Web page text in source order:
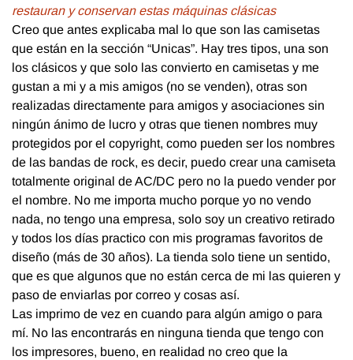
restauran y conservan estas máquinas clásicas
Creo que antes explicaba mal lo que son las camisetas
que están en la sección “Unicas”. Hay tres tipos, una son
los clásicos y que solo las convierto en camisetas y me
gustan a mi y a mis amigos (no se venden), otras son
realizadas directamente para amigos y asociaciones sin
ningún ánimo de lucro y otras que tienen nombres muy
protegidos por el copyright, como pueden ser los nombres
de las bandas de rock, es decir, puedo crear una camiseta
totalmente original de AC/DC pero no la puedo vender por
el nombre. No me importa mucho porque yo no vendo
nada, no tengo una empresa, solo soy un creativo retirado
y todos los días practico con mis programas favoritos de
diseño (más de 30 años). La tienda solo tiene un sentido,
que es que algunos que no están cerca de mi las quieren y
paso de enviarlas por correo y cosas así.
Las imprimo de vez en cuando para algún amigo o para
mí. No las encontrarás en ninguna tienda que tengo con
los impresores, bueno, en realidad no creo que la